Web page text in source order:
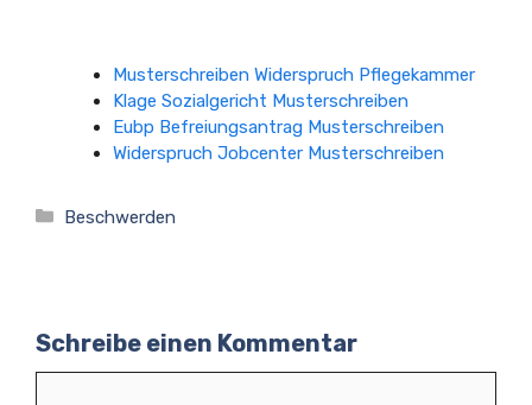
Musterschreiben Widerspruch Pflegekammer
Klage Sozialgericht Musterschreiben
Eubp Befreiungsantrag Musterschreiben
Widerspruch Jobcenter Musterschreiben
Kategorien
Beschwerden
Schreibe einen Kommentar